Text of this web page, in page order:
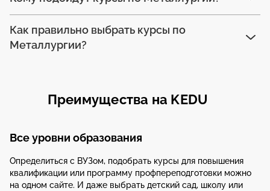
Как правильно выбрать курсы по
Металлургии?
Преимущества на KEDU
Все уровни образования
Определиться с ВУЗом, подобрать курсы для повышения
квалификации или программу профпереподготовки можно
на одном сайте. И даже выбрать детский сад, школу или